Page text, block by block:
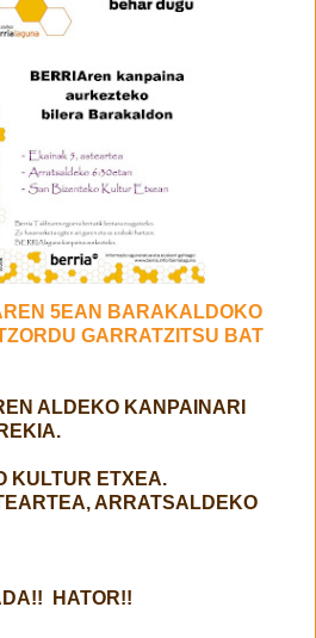
5EAN BARAKALDOKO
GARRATZITSU BAT
ALDEKO KANPAINARI
KULTUR ETXEA.
ARRATSALDEKO
HATOR!!